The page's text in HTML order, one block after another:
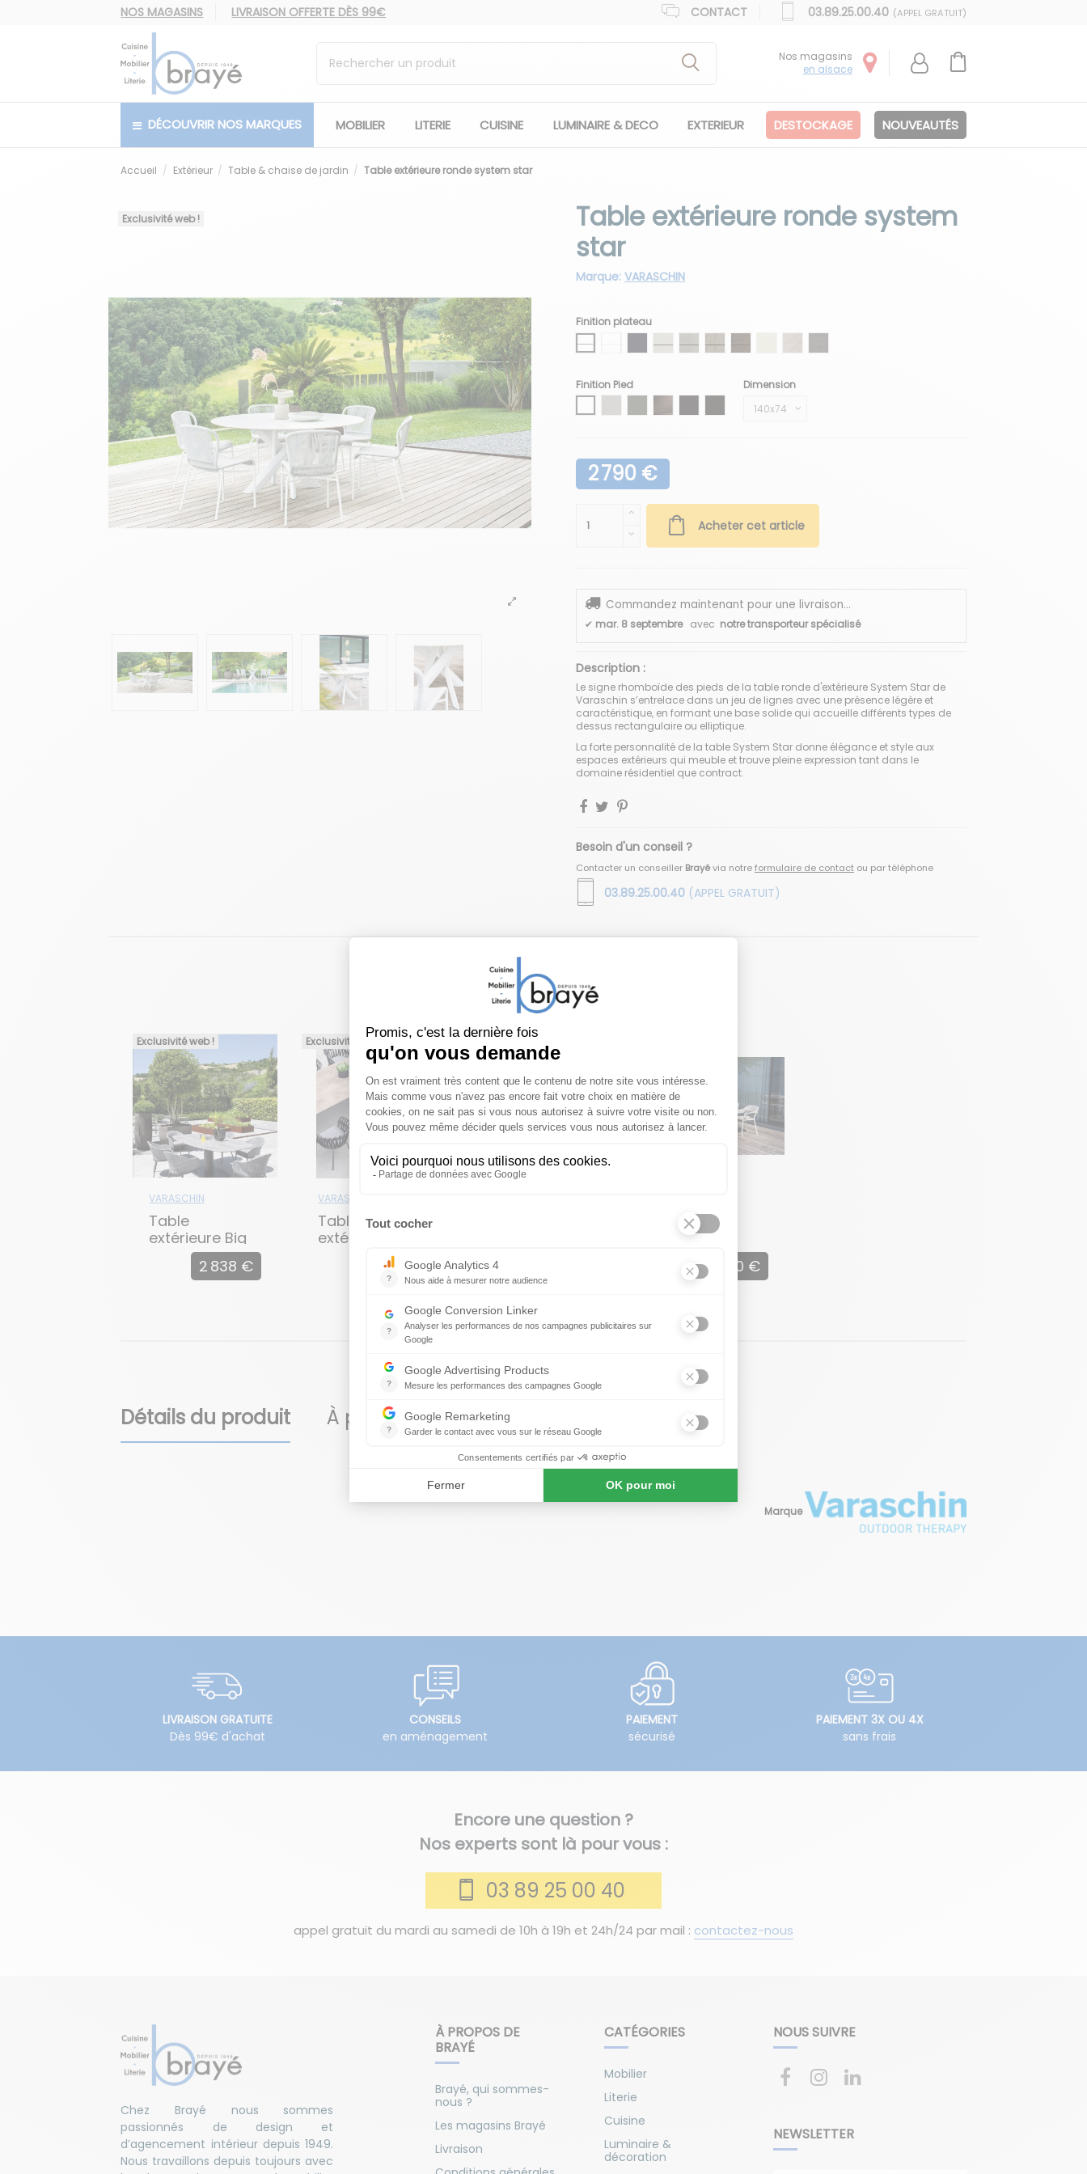
NOS MAGASINS LIVRAISON OFFERTE DÈS 99€ CONTACT 03.89.25.00.40 (APPEL GRATUIT)
Nos magasins
en alsace
DÉCOUVRIR NOS MARQUES MOBILIER LITERIE CUISINE LUMINAIRE & DECO EXTERIEUR DESTOCKAGE NOUVEAUTÉS
Accueil Extérieur Table & chaise de jardin Table extérieure ronde system star
Exclusivité web !
Table extérieure ronde system
star
Marque: VARASCHIN
Finition plateau
HLP blanc bordure noir
HLP blanc bordure blanc
HLP anthracite bordure noir
HLP gris soie bordure noir
HLP ciment bordure marron
HLP bedonnia bordure marron
Finition Pied
Dimension
2 790 €
Acheter cet article
Commandez maintenant pour une livraison...
✔ mar. 8 septembre avec notre transporteur spécialisé
Description :
Le signe rhomboïde des pieds de la table ronde d'extérieure System Star de
Varaschin s’entrelace dans un jeu de lignes avec une présence légère et
caractéristique, en formant une base solide qui accueille différents types de
dessus rectangulaire ou elliptique.
La forte personnalité de la table System Star donne élégance et style aux
espaces extérieurs qui meuble et trouve pleine expression tant dans le
domaine résidentiel que contract.
Besoin d'un conseil ?
Contacter un conseiller Brayévia notreformulaire de contact ou par téléphone
03.89.25.00.40 (APPEL GRATUIT)
Vous aimerez aussi
Exclusivité web !
VARASCHIN
Table
extérieure Big
2 838 €
Exclusivité web !
VARASCHIN
Table
extérieure
2 845 €
Exclusivité web !
Table
extérieure
ovale system
3 360 €
Table extérieure ronde system star
Détails du produit À propos de VARASCHIN
Marque
Encore une question ?
Nos experts sont là pour vous :
03 89 25 00 40
appel gratuit du mardi au samedi de 10h à 19h et 24h/24 par mail : contactez-nous
LIVRAISON GRATUITE
Dès 99€ d'achat
CONSEILS
en aménagement
PAIEMENT
sécurisé
PAIEMENT 3X OU 4X
sans frais
À PROPOS DE
BRAYÉ
Brayé, qui sommes-
nous ?
Les magasins Brayé
Livraison
CATÉGORIES
Mobilier
Literie
Cuisine
Luminaire &
décoration
Chez Brayé nous sommes
passionnés de design et
d’agencement intérieur depuis 1949.
Nous travaillons depuis toujours avec
NOUS SUIVRE
NEWSLETTER